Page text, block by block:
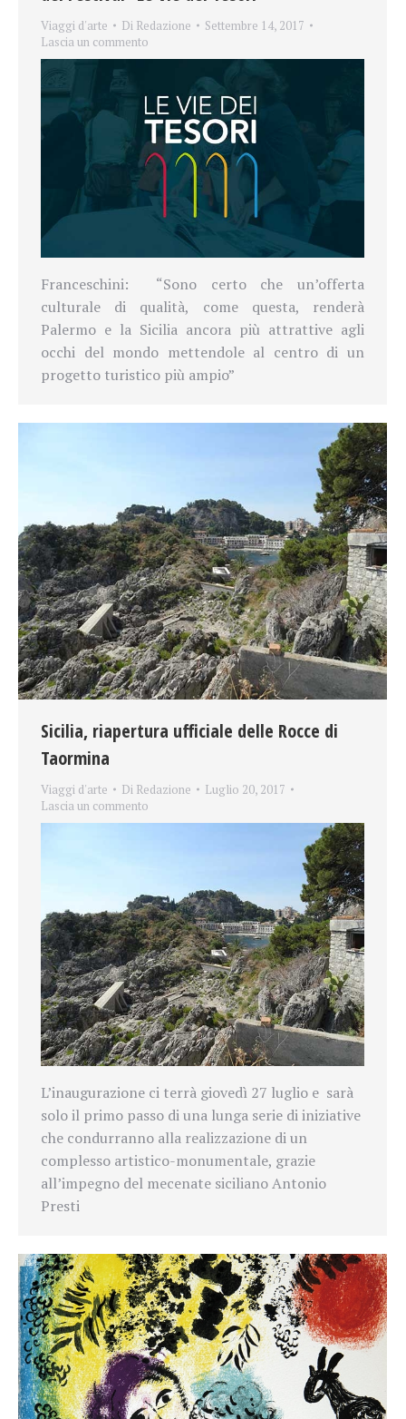
Viaggi d'arte Di Redazione
Settembre 14, 2017
Lascia un commento
Franceschini: “Sono certo che un’offerta
culturale di qualità, come questa, renderà
Palermo e la Sicilia ancora più attrattive agli
occhi del mondo mettendole al centro di un
progetto turistico più ampio”
Sicilia, riapertura ufficiale delle Rocce di
Taormina
Viaggi d'arte Di Redazione
Luglio 20, 2017
Lascia un commento
L’inaugurazione ci terrà giovedì 27 luglio e sarà
solo il primo passo di una lunga serie di iniziative
che condurranno alla realizzazione di un
complesso artistico-monumentale, grazie
all’impegno del mecenate siciliano Antonio
Presti